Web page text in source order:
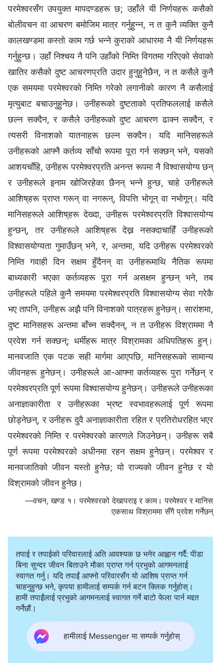
परमेश्‍वरसँग उपयुक्त मापदण्डहरू छ; उहाँले यी निर्णयहरू कसैको
बोलीवचन वा आचरण बमोजिम मात्र गर्नुहुन्न, न त कुनै व्यक्ति कुनै
कालखण्डमा कस्तो काम गर्छ भन्ने कुराको आधारमा नै यी निर्णयहरू
गर्नुहुन्छ। उहाँ निश्‍चय नै पनि उहाँको निम्ति विगतमा गरिएको सेवाको
खातिर कसैको दुष्ट आचरणप्रति उदार हुनुहुनेछैन, न त कसैले कुनै
एक समयमा परमेश्‍वरको निम्ति गरेको लगानीको कारण नै कसैलाई
मृत्युबाट बचाउनुहुनेछ। उनीहरूको दुष्टताको प्रतिफललाई कसैले
छल्न सक्दैन, र कसैले उनीहरूको दुष्ट आचरण ढाक्न सक्दैन, र
त्यसरी विनाशको यातनाहरू छल्न सक्दैन। यदि मानिसहरूले
उनीहरूको आफ्नै कर्तव्य साँचो रूपमा पूरा गर्न सक्छन् भने, यसको
आशयचाँहि, उनीहरू परमेश्‍वरप्रति अनन्त रूपमा नै विश्‍वासयोग्य छन्
र उनीहरूले इनाम खोजिरहेका छैनन्‌ भन्ने हुन्छ, चाहे उनीहरूले
आशिष्‌हरू प्राप्‍त गरून् वा नगरून्, विपत्ति भोगून् वा नभोगून्। यदि
मानिसहरूले आशिष्‌हरू देख्दा, उनीहरू परमेश्‍वरप्रति विश्‍वासयोग्य
हुन्छन्, तर उनीहरूले आशिष्‌हरू देख्न नसक्दाचाहिँ उनीहरूको
विश्‍वासयोग्यता गुमाउँछन् भने, र, अन्तमा, यदि उनीहरू परमेश्‍वरको
निम्ति गवाही दिन सक्षम हुँदैनन् वा उनीहरूमाथि नैतिक रूपमा
बाध्यकारी भएका कर्तव्यहरू पूरा गर्न असक्षम हुन्छन् भने, तब
उनीहरूले पहिले कुनै समयमा परमेश्‍वरप्रति विश्‍वासयोग्य सेवा गरेकै
भए तापनि, उनीहरू अझै पनि विनाशको पात्रहरू हुनेछन्। सारांशमा,
दुष्ट मानिसहरू अन्तमा बाँच्न सक्दैनन्, न त उनीहरू विश्राममा नै
प्रवेश गर्न सक्छन्; धर्मीहरू मात्र विश्रामका अधिपतिहरू हुन्।
मानवजाति एक पटक सही मार्गमा आएपछि, मानिसहरूको सामान्य
जीवनहरू हुनेछन्। उनीहरूले आ-आफ्ना कर्तव्यहरू पुरा गर्नेछन् र
परमेश्‍वरप्रति पूर्ण रूपमा विश्‍वासयोग्य हुनेछन्। उनीहरूले उनीहरूका
अनाज्ञाकारीता र उनीहरूका भ्रष्ट स्वभावहरूलाई पूर्ण रूपमा
छोड्नेछन्, र उनीहरू दुवै अनाज्ञाकारीता रहित र प्रतिरोधरहित भएर
परमेश्‍वरको निम्ति र परमेश्‍वरको कारणले जिउनेछन्। उनीहरू सबै
पूर्ण रूपमा परमेश्‍वरको अधीनमा रहन सक्षम हुनेछन्। परमेश्‍वर र
मानवजातिको जीवन यस्तो हुनेछ; यो राज्यको जीवन हुनेछ र यो
विश्रामको जीवन हुनेछ।
—वचन, खण्ड १। परमेश्‍वरको देखापराइ र काम। परमेश्‍वर र मानिस
एकसाथ विश्राममा सँगै प्रवेश गर्नेछन्
तपाई र तपाईको परिवारलाई अति आवश्यक छ भनेर आह्वान गर्दै: पीडा
बिना सुन्दर जीवन बिताउने मौका प्राप्त गर्न प्रभुको आगमनलाई
स्वागत गर्नु। यदि तपाईं आफ्नो परिवारसँग यो आशिष प्राप्त गर्न
चाहनुहुन्छ भने, कृपया हामीलाई सम्पर्क गर्न बटन क्लिक गर्नुहोस्।
हामी तपाईंलाई प्रभुको आगमनलाई स्वागत गर्ने बाटो फेला पार्न मद्दत
गर्नेछौं।
हामीलाई Messenger मा सम्पर्क गर्नुहोस्